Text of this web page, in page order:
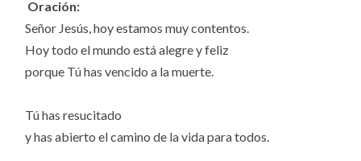
Oración:
Señor Jesús, hoy estamos muy contentos.
Hoy todo el mundo está alegre y feliz
porque Tú has vencido a la muerte.
Tú has resucitado
y has abierto el camino de la vida para todos.